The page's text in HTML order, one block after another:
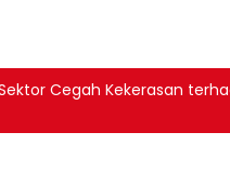
Cegah Kekerasan